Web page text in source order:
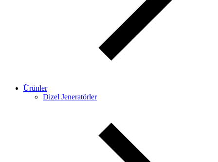
Ürünler
Dizel Jeneratörler